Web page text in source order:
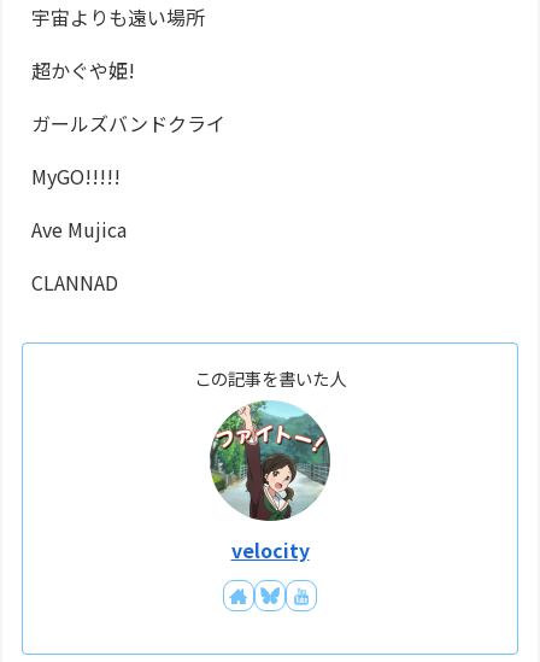
宇宙よりも遠い場所
超かぐや姫!
ガールズバンドクライ
MyGO!!!!!
Ave Mujica
CLANNAD
この記事を書いた人
velocity